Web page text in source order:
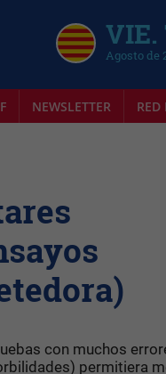
VIE.
Agosto de
NEWSLETTER RED
con muchos
permitiera